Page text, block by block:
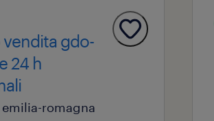
gdo-
24 h
romagna